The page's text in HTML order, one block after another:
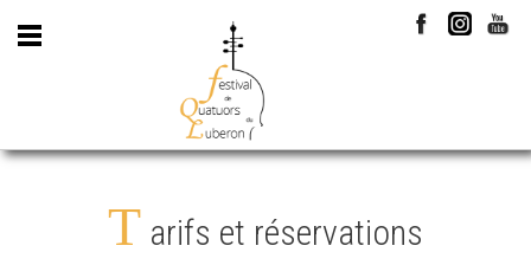
T arifs et réservations